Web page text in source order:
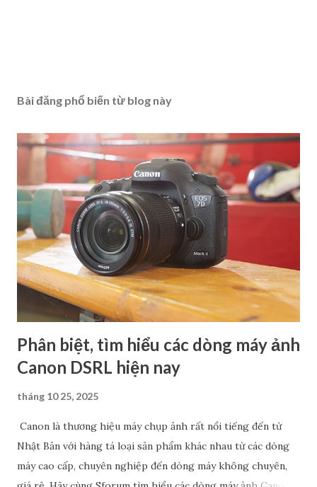
Bài đăng phổ biến từ blog này
Phân biệt, tìm hiểu các dòng máy ảnh
Canon DSRL hiện nay
tháng 10 25, 2025
Canon là thương hiệu máy chụp ảnh rất nổi tiếng đến từ
Nhật Bản với hàng tá loại sản phẩm khác nhau từ các dòng
máy cao cấp, chuyên nghiệp đến dòng máy không chuyên,